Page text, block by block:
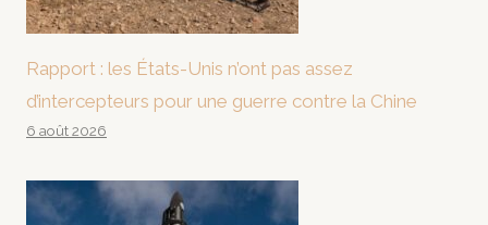
Rapport : les États-Unis n’ont pas assez
d’intercepteurs pour une guerre contre la Chine
6 août 2026